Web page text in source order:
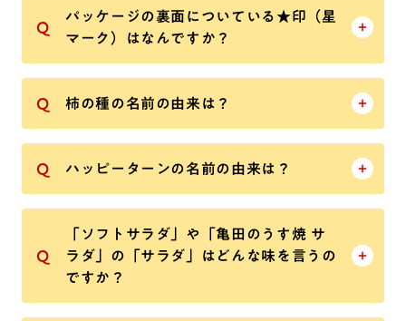
パッケージの裏面についている★印（星
マーク）はなんですか？
柿の種の名前の由来は？
ハッピーターンの名前の由来は？
「ソフトサラダ」や「亀田のうす焼 サ
ラダ」の「サラダ」はどんな味を言うの
ですか？